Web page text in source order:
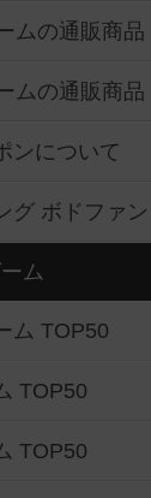
ムの通販商品
ムの通販商品
ンについて
グ ボドファン
ム
ム TOP50
TOP50
TOP50